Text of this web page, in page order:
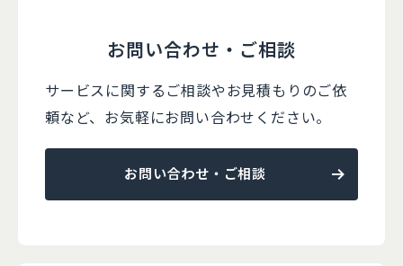
お問い合わせ・ご相談
サービスに関するご相談やお見積もりのご依
頼など、 お気軽にお問い合わせください。
お問い合わせ・ご相談